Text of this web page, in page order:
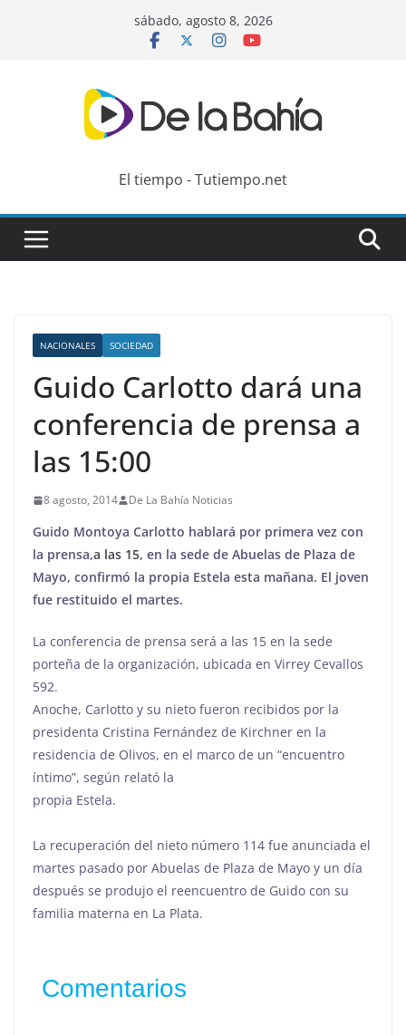
sábado, agosto 8, 2026
El tiempo - Tutiempo.net
NACIONALES SOCIEDAD
Guido Carlotto dará una
conferencia de prensa a
las 15:00
8 agosto, 2014 De La Bahía Noticias
Guido Montoya Carlotto hablará por primera vez con
la prensa,a las 15, en la sede de Abuelas de Plaza de
Mayo, confirmó la propia Estela esta mañana. El joven
fue restituido el martes.
La conferencia de prensa será a las 15 en la sede
porteña de la organización, ubicada en Virrey Cevallos
592.
Anoche, Carlotto y su nieto fueron recibidos por la
presidenta Cristina Fernández de Kirchner en la
residencia de Olivos, en el marco de un “encuentro
íntimo”, según relató la
propia Estela.
La recuperación del nieto número 114 fue anunciada el
martes pasado por Abuelas de Plaza de Mayo y un día
después se produjo el reencuentro de Guido con su
familia materna en La Plata.
Comentarios